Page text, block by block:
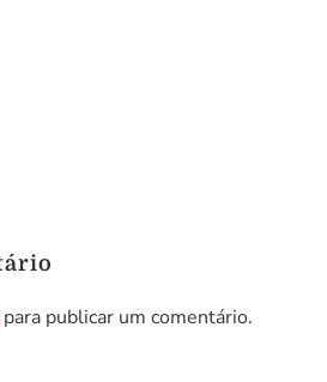
para publicar um comentário.